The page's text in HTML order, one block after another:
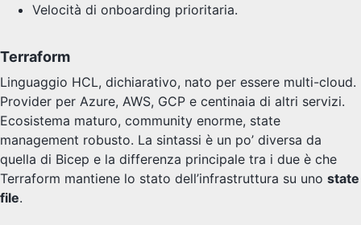
Velocità di onboarding prioritaria.
Terraform
Linguaggio HCL, dichiarativo, nato per essere multi-cloud.
Provider per Azure, AWS, GCP e centinaia di altri servizi.
Ecosistema maturo, community enorme, state
management robusto. La sintassi è un po’ diversa da
quella di Bicep e la differenza principale tra i due è che
Terraform mantiene lo stato dell’infrastruttura su uno state
file.